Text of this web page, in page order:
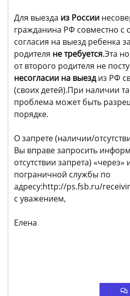
Для выезда из России
гражданина РФ совместно с
согласия на выезд ребенка
родителя не требуется.Эта
от второго родителя не
несогласии на выездиз РФ
(своих детей).При наличии
проблема может быть
порядке.
О запрете (наличии/
Вы вправе запросить
отсутствии запрета)
пограничной службы по
адресу:http://ps.fsb.ru/
с уважением,
Елена